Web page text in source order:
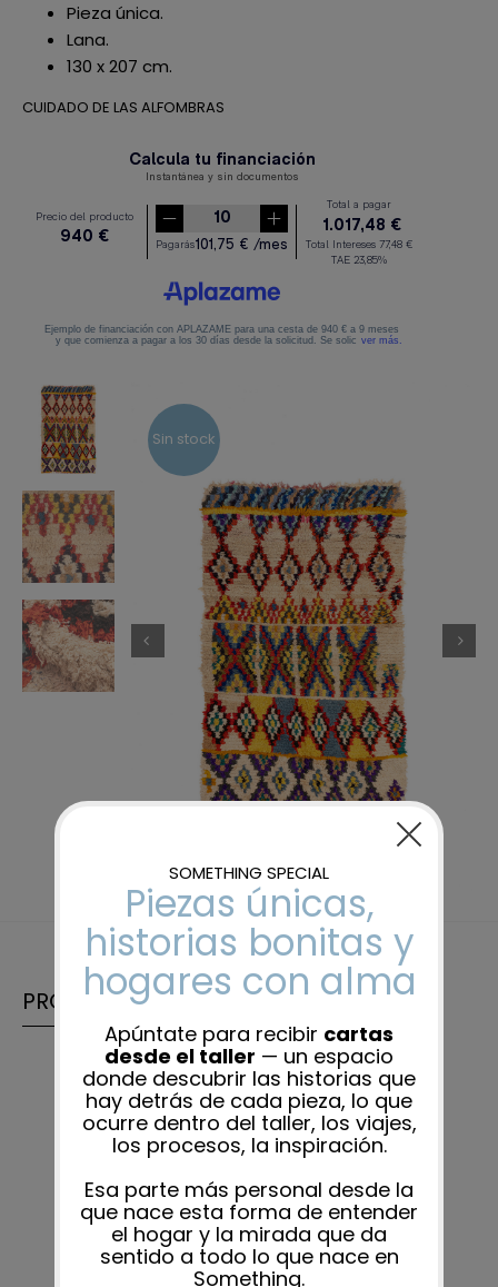
Sin stock
Pieza única.
Lana.
130 x 207 cm.
CUIDADO DE LAS ALFOMBRAS
PRODUCTOS RELACIONADOS